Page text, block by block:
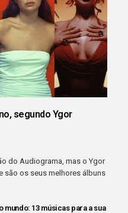
segundo Ygor
do Audiograma, mas o Ygor
são os seus melhores álbuns
mundo: 13 músicas para a sua